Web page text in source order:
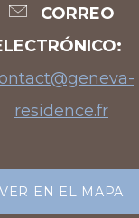
CORREO
residence.fr
VER EN EL MAPA